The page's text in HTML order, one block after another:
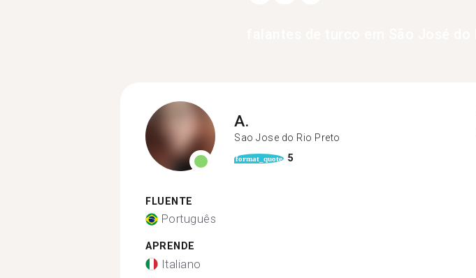
A.
Sao Jose do Rio Preto
format_quote 5
FLUENTE
Português
APRENDE
Italiano